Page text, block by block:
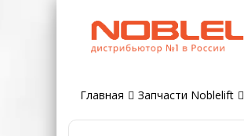
Главная Запчасти Noblelift